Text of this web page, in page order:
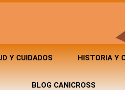
Y CUIDADOS HISTORIA Y
BLOG CANICROSS